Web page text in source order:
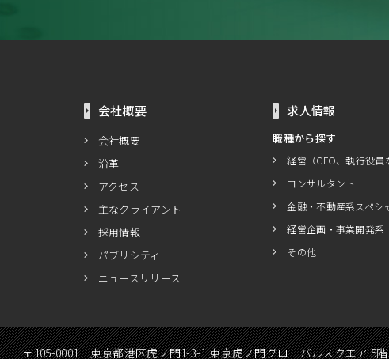
会社概要
会社概要
沿革
アクセス
主なクライアント
採用情報
パブリシティ
ニュースリリース
求人情報
職種から探す
経営（CFO、執行役員
コンサルタント
金融・不動産系スペシ
経営企画・事業開発系
その他
〒105-0001 東京都港区虎ノ門1-3-1 東京虎ノ門グローバルスクエア 5階